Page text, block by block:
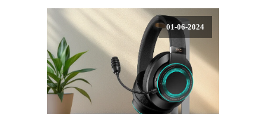
01-06-2024